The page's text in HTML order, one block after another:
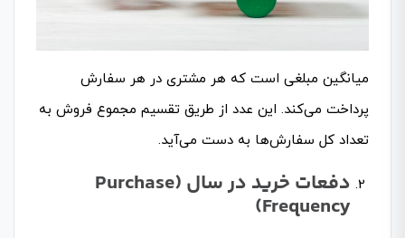
میانگین مبلغی است که هر مشتری در هر سفارش
پرداخت می‌کند. این عدد از طریق تقسیم مجموع فروش به
تعداد کل سفارش‌ها به دست می‌آید.
دفعات خرید در سال (Purchase
Frequency)